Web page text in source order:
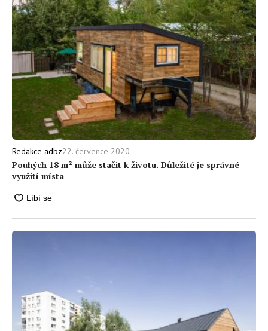
Redakce adbz22. července 2020
Pouhých 18 m² může stačit k životu. Důležité je správné
využití místa